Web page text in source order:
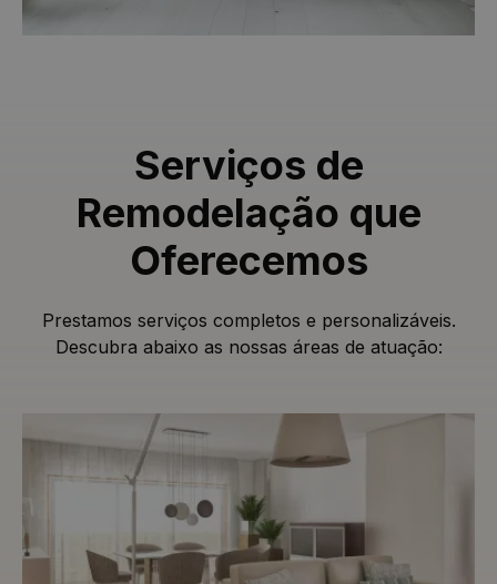
Serviços de
Remodelação que
Oferecemos
Prestamos serviços completos e personalizáveis.
Descubra abaixo as nossas áreas de atuação: